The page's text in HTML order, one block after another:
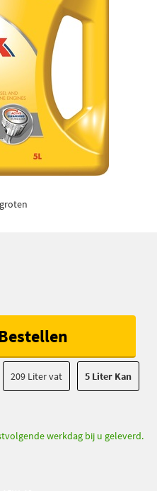
209 Liter vat 5 Liter Kan
werkdag bij u geleverd.